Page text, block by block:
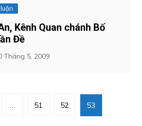
Kênh Quan chánh Bố
Đề
Tháng 5, 2009
… 51 52 53